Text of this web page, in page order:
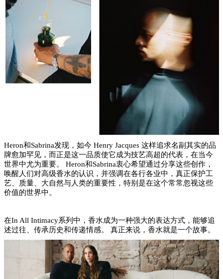
Heron和Sabrina发现，如今 Henry Jacques 这样追求名副其实的品
牌愈加罕见，而正是这一品质使它成为技艺高超的代表，在当今
世界中尤为重要。 Heron和Sabrina衷心希望通过分享这些创作，
唤醒人们对高级香水的认识，并强调在各行各业中，真正保护工
艺、质量、大自然与人类的重要性，特别是在这个常常忽视这些
价值的世界中。
在In All Intimacy系列中，香水成为一种强大的表达方式，能够追
述过往、传承历史和传递情感。 真正来说，香水就是一个故事。